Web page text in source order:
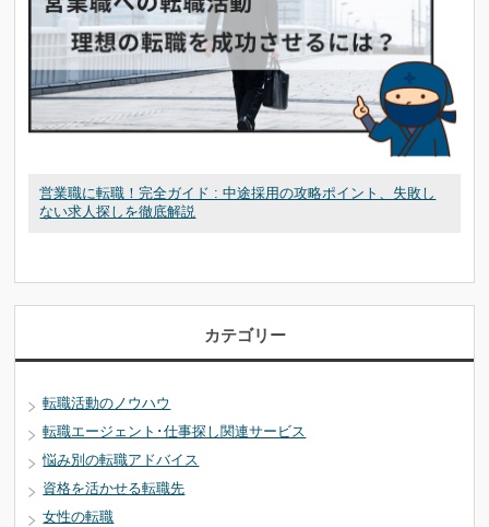
営業職に転職！完全ガイド : 中途採用の攻略ポイント、失敗し
ない求人探しを徹底解説
カテゴリー
転職活動のノウハウ
転職エージェント･仕事探し関連サービス
悩み別の転職アドバイス
資格を活かせる転職先
女性の転職